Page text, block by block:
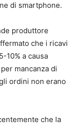
di smartphone.
produttore
che i ricavi
10% a causa
mancanza di
ordini non erano
che la